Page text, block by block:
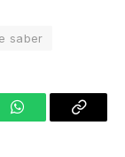
saber
WhatsAppCopy